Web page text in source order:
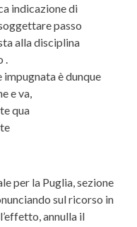
indicazione di
passo
alla disciplina
.
è dunque
e va,
qua
per la Puglia, sezione
sul ricorso in
annulla il